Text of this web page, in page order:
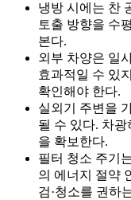
냉방 시에는 찬
토출 방향을 수
본다.
외부 차양은 일
효과적일 수 있
확인해야 한다.
실외기 주변을
될 수 있다. 차
을 확보한다.
필터 청소 주기
의 에너지 절약
검·청소를 권하